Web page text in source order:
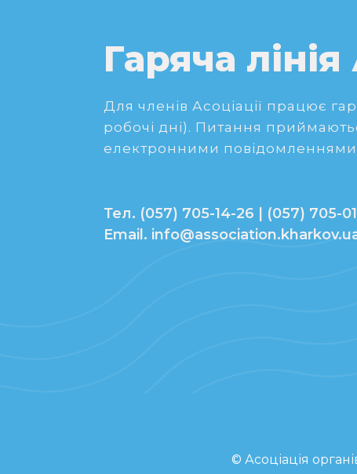
Гаряча лінія
Для членів Асоціації працює
робочі дні). Питання
електронними
Тел. (057) 705-14-26 | (057) 705-
Email.
© Асоціація